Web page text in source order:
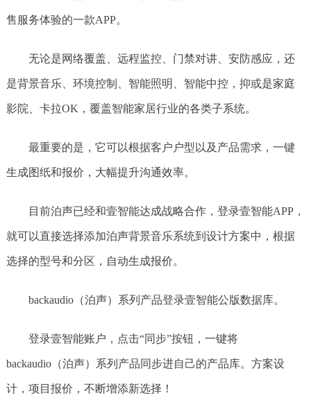
售服务体验的一款APP。
无论是网络覆盖、远程监控、门禁对讲、安防感应，还
是背景音乐、环境控制、智能照明、智能中控，抑或是家庭
影院、卡拉OK，覆盖智能家居行业的各类子系统。
最重要的是，它可以根据客户户型以及产品需求，一键
生成图纸和报价，大幅提升沟通效率。
目前泊声已经和壹智能达成战略合作，登录壹智能APP，
就可以直接选择添加泊声背景音乐系统到设计方案中，根据
选择的型号和分区，自动生成报价。
backaudio（泊声）系列产品登录壹智能公版数据库。
登录壹智能账户，点击“同步”按钮，一键将
backaudio（泊声）系列产品同步进自己的产品库。方案设
计，项目报价，不断增添新选择！